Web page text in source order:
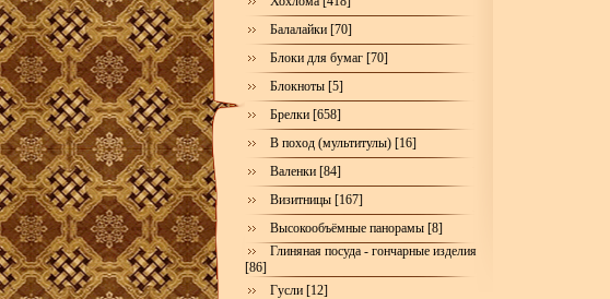
Балалайки [70]
Блоки для бумаг [70]
Блокноты [5]
Брелки [658]
В поход (мультитулы) [16]
Валенки [84]
Визитницы [167]
Высокообъёмные панорамы [8]
Глиняная посуда - гончарные изделия
[86]
Гусли [12]